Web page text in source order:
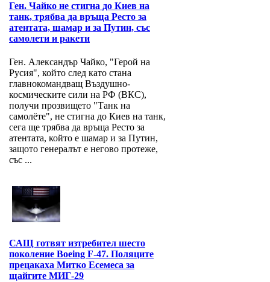
Ген. Чайко не стигна до Киев на
танк, трябва да връща Ресто за
атентата, шамар и за Путин, със
самолети и ракети
Ген. Александър Чайко, "Герой на
Русия", който след като стана
главнокомандващ Въздушно-
космическите сили на РФ (ВКС),
получи прозвището "Танк на
самолёте", не стигна до Киев на танк,
сега ще трябва да връща Ресто за
атентата, който е шамар и за Путин,
защото генералът е негово протеже,
със ...
САЩ готвят изтребител шесто
поколение Boeing F-47. Поляците
прецакаха Митко Есемеса за
щайгите МИГ-29